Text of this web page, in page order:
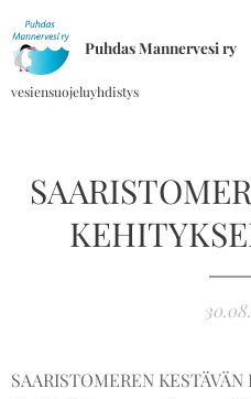
Puhdas Mannervesi ry
vesiensuojeluyhdistys
SAARISTOMEREN